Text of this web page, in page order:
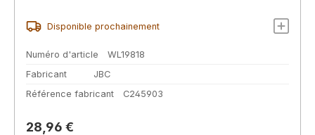
Disponible prochainement
Numéro d'article
WL19818
Fabricant
JBC
Référence fabricant
C245903
Prix régulier :
28,96 €